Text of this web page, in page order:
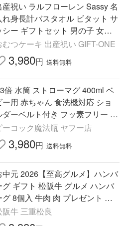
産祝い ラルフローレン Sassy 名
れ身長計バスタオル ビタット サ
シー ギフトセット 男の子 女の
RALPH LAUREN ベビーソック
夏ギフト プレゼント
むつケーキ 出産祝い GIFT-ONE
3,980円 送料無料
倍 水筒 ストローマグ 400ml ベ
ー用 赤ちゃん 食洗機対応 ショ
ダーベルト付き フッ素フリー ピ
コック魔法瓶公式 出産祝い APC
送料無料
ーコック魔法瓶 ヤフー店
3,980円 送料無料
中元 2026【至高グルメ】ハンバ
グ ギフト 松阪牛 グルメ ハンバ
グ 8個入 牛肉 肉 プレゼント お
り寄せ 至高 認定グルメ 冷凍 食
物 松良 惣菜
阪牛 三重松良